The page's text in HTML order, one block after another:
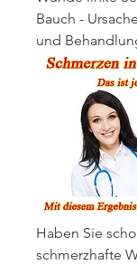
Bauch -
und
Haben Sie
schmerzhafte